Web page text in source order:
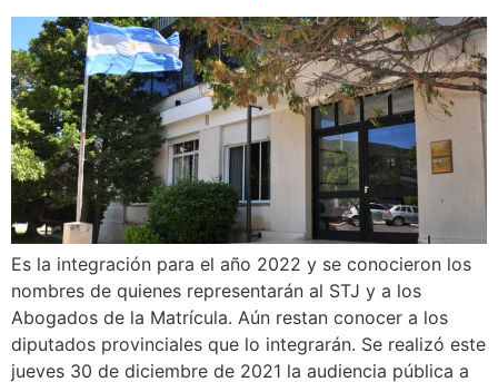
Es la integración para el año 2022 y se conocieron los
nombres de quienes representarán al STJ y a los
Abogados de la Matrícula. Aún restan conocer a los
diputados provinciales que lo integrarán. Se realizó este
jueves 30 de diciembre de 2021 la audiencia pública a